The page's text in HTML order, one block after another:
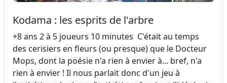
Kodama : les esprits de l'arbre
+8 ans 2 à 5 joueurs 10 minutes C'était au temps
des cerisiers en fleurs (ou presque) que le Docteur
Mops, dont la poésie n'a rien à envier à... bref, n'a
rien à envier ! Il nous parlait donc d'un jeu à